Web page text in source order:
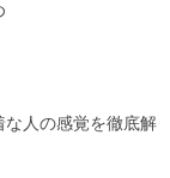
人の感覚を徹底解